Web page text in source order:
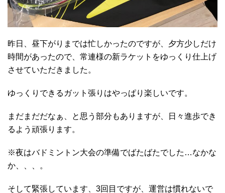
昨日、昼下がりまでは忙しかったのですが、夕方少しだけ
時間があったので、常連様の新ラケットをゆっくり仕上げ
させていただきました。
ゆっくりできるガット張りはやっぱり楽しいです。
まだまだだなぁ、と思う部分もありますが、日々進歩でき
るよう頑張ります。
※夜はバドミントン大会の準備でばたばたでした…なかな
か、、、。
そして緊張しています、3回目ですが、運営は慣れないで